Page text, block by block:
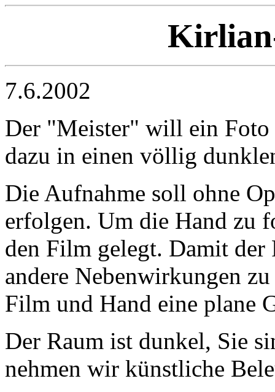
7.6.2002
Der "Meister" will ein Foto
dazu in einen völlig
Die Aufnahme soll ohne
erfolgen. Um die Hand zu
den Film gelegt. Damit
andere Nebenwirkungen
Film und Hand eine plane
Der Raum ist dunkel, Sie
nehmen wir künstliche